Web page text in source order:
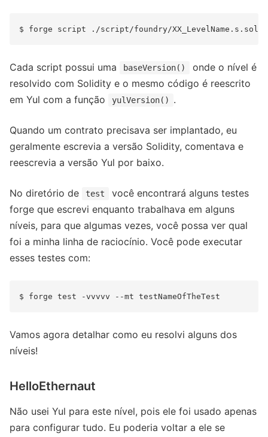
Cada script possui uma baseVersion()
onde o nível é
resolvido com Solidity e o mesmo código é reescrito
em Yul com a função
yulVersion() .
Quando um contrato precisava ser implantado, eu
geralmente escrevia a versão Solidity, comentava e
reescrevia a versão Yul por baixo.
No diretório de test
você encontrará alguns testes
forge que escrevi enquanto trabalhava em alguns
níveis, para que algumas vezes, você possa ver qual
foi a minha linha de raciocínio. Você pode executar
esses testes com:
Vamos agora detalhar como eu resolvi alguns dos
níveis!
HelloEthernaut
Não usei Yul para este nível, pois ele foi usado apenas
para configurar tudo. Eu poderia voltar a ele se